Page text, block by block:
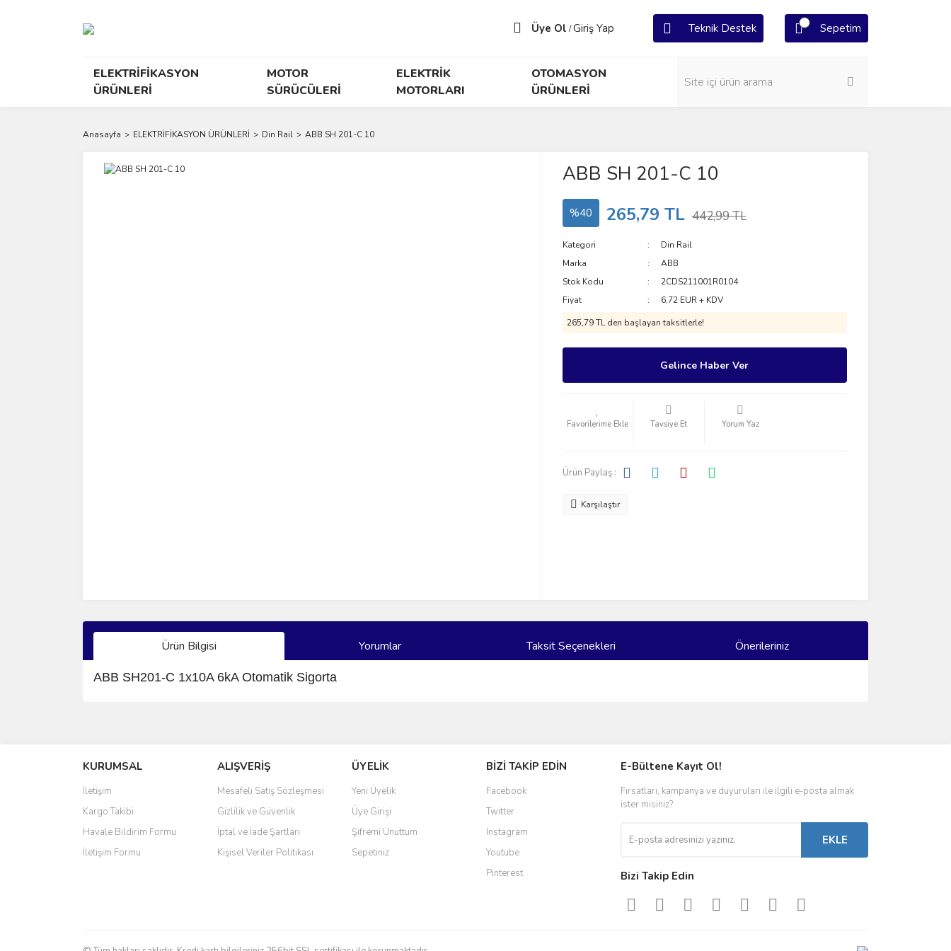
Üye Ol /Giriş Yap Teknik Destek Sepetim
ELEKTRİFİKASYON
ÜRÜNLERİ
MOTOR
SÜRÜCÜLERİ
ELEKTRİK
MOTORLARI
OTOMASYON
ÜRÜNLERİ
Anasayfa ELEKTRİFİKASYON ÜRÜNLERİ Din Rail ABB SH 201-C 10
ABB SH 201-C 10
%40 265,79 TL 442,99 TL
Kategori
Din Rail
Marka
ABB
Stok Kodu
2CDS211001R0104
Fiyat
6,72 EUR + KDV
265,79 TL den başlayan taksitlerle!
Gelince Haber Ver
Tavsiye Et Yorum Yaz
Ürün Paylaş :
Karşılaştır
Ürün Bilgisi Yorumlar Taksit Seçenekleri Önerileriniz
ABB SH201-C 1x10A 6kA Otomatik Sigorta
Ürün resmi kalitesiz, bozuk veya görüntülenemiyor.
Ürün açıklamasında eksik bilgiler bulunuyor.
Ürün bilgilerinde hatalar bulunuyor.
Ürün fiyatı diğer sitelerden daha pahalı.
Bu ürüne benzer farklı alternatifler olmalı.
KURUMSAL
İletişim
Kargo Takibi
Havale Bildirim Formu
İletişim Formu
ALIŞVERİŞ
Mesafeli Satış Sözleşmesi
Gizlilik ve Güvenlik
İptal ve İade Şartları
Kişisel Veriler Politikası
ÜYELİK
Yeni Üyelik
Üye Girişi
Şifremi Unuttum
Sepetiniz
BİZİ TAKİP EDİN
Facebook
Twitter
Instagram
Youtube
Pinterest
E-Bültene Kayıt Ol!
Fırsatları, kampanya ve duyuruları ile ilgili e-posta almak
ister misiniz?
EKLE
Bizi Takip Edin